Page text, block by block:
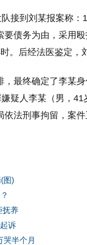
接到刘某报案称
债务为由，采用
。后经法医鉴定，
最终确定了李某
疑人李某（男，
法刑事拘留，案件
图)
抚养
诉
半个月